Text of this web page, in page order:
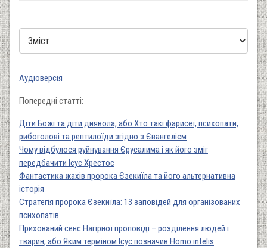
Аудіоверсія
Попередні статті:
Діти Божі та діти диявола, або Хто такі фарисеї, психопати,
рибоголові та рептилоїди згідно з Євангелієм
Чому відбулося руйнування Єрусалима і як його зміг
передбачити Ісус Хрестос
Фантастика жахів пророка Єзекиїла та його альтернативна
історія
Стратегія пророка Єзекиїла: 13 заповідей для організованих
психопатів
Прихований сенс Нагірної проповіді – розділення людей і
тварин, або Яким терміном Ісус позначив Homo intelis